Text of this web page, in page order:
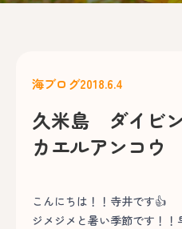
海ブログ2018.6.4
久米島 ダイビ
カエルアンコウ
こんにちは！！寺井です👍
ジメジメと暑い季節です！！